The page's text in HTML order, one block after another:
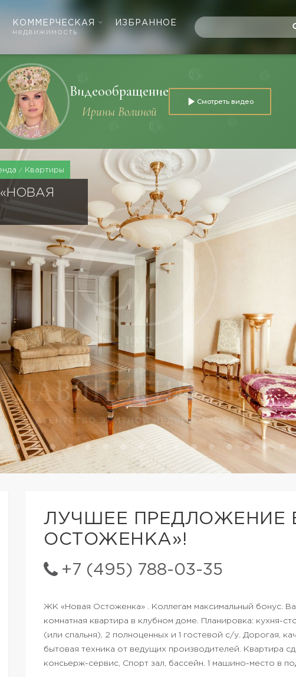
КОММЕРЧЕСКАЯ
недвижимость
ИЗБРАННОЕ
Видеообращение
Ирины Волиной
Смотреть видео
Квартиры
ЛУЧШЕЕ ПРЕДЛОЖЕНИЕ
ОСТОЖЕНКА»!
+7 (495) 788-03-35
ЖК «Новая Остоженка» . Коллегам максимальный бонус.
комнатная квартира в клубном доме. Планировка: кухня-
(или спальня), 2 полноценных и 1 гостевой с/у. Дорогая,
бытовая техника от ведущих производителей. Квартира
консьерж-сервис, Спорт зал, бассейн. 1 машино-место в